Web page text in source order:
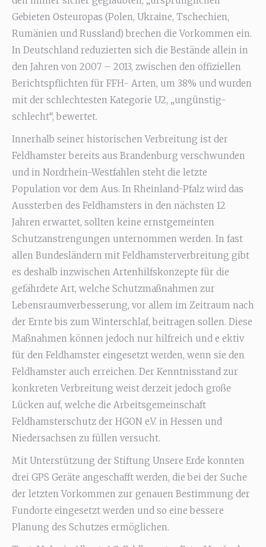
Gebieten Osteuropas (Polen, Ukraine, Tschechien,
Rumänien und Russland) brechen die Vorkommen ein.
In Deutschland reduzierten sich die Bestände allein in
den Jahren von 2007 – 2013, zwischen den offiziellen
Berichtspflichten für FFH- Arten, um 38% und wurden
mit der schlechtesten Kategorie U2, „ungünstig-
schlecht“, bewertet.
Innerhalb seiner historischen Verbreitung ist der
Feldhamster bereits aus Brandenburg verschwunden
und in Nordrhein-Westfahlen steht die letzte
Population vor dem Aus. In Rheinland-Pfalz wird das
Aussterben des Feldhamsters in den nächsten 12
Jahren erwartet, sollten keine ernstgemeinten
Schutzanstrengungen unternommen werden. In fast
allen Bundesländern mit Feldhamsterverbreitung gibt
es deshalb inzwischen Artenhilfskonzepte für die
gefährdete Art, welche Schutzmaßnahmen zur
Lebensraumverbesserung, vor allem im Zeitraum nach
der Ernte bis zum Winterschlaf, beitragen sollen. Diese
Maßnahmen können jedoch nur hilfreich und e ektiv
für den Feldhamster eingesetzt werden, wenn sie den
Feldhamster auch erreichen. Der Kenntnisstand zur
konkreten Verbreitung weist derzeit jedoch große
Lücken auf, welche die Arbeitsgemeinschaft
Feldhamsterschutz der HGON e.V. in Hessen und
Niedersachsen zu füllen versucht.
Mit Unterstützung der Stiftung Unsere Erde konnten
drei GPS Geräte angeschafft werden, die bei der Suche
der letzten Vorkommen zur genauen Bestimmung der
Fundorte eingesetzt werden und so eine bessere
Planung des Schutzes ermöglichen.